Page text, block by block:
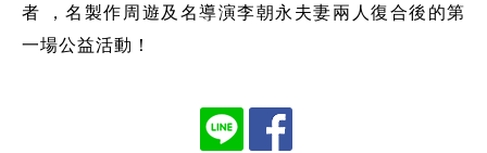
者 ，名製作周遊及名導演李朝永夫妻兩人復合後的第
一場公益活動！